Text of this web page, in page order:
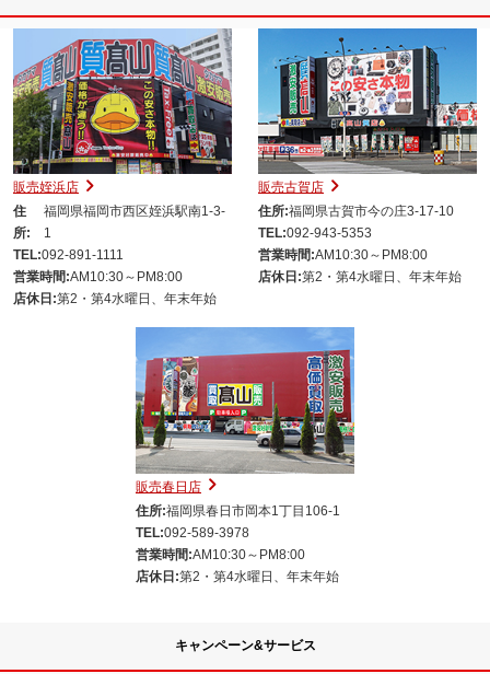
販売姪浜店
住
所:
福岡県福岡市西区姪浜駅南1-3-
1
TEL:092-891-1111
営業時間:AM10:30～PM8:00
店休日:第2・第4水曜日、年末年始
販売古賀店
住所:福岡県古賀市今の庄3-17-10
TEL:092-943-5353
営業時間:AM10:30～PM8:00
店休日:第2・第4水曜日、年末年始
販売春日店
住所:福岡県春日市岡本1丁目106-1
TEL:092-589-3978
営業時間:AM10:30～PM8:00
店休日:第2・第4水曜日、年末年始
キャンペーン&サービス